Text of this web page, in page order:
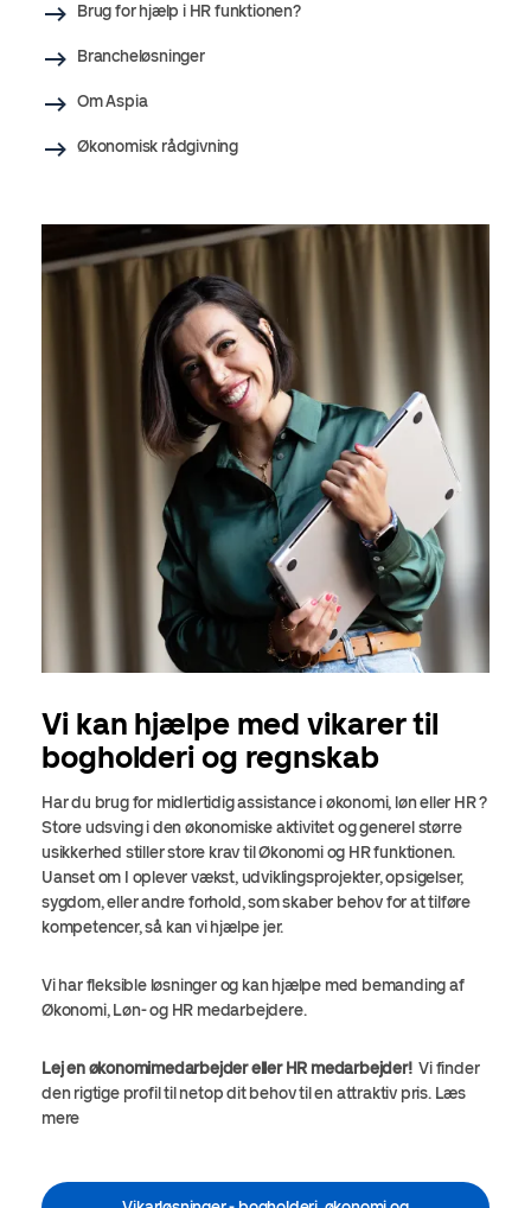
Brug for hjælp i HR funktionen?
Brancheløsninger
Om Aspia
Økonomisk rådgivning
Vi kan hjælpe med vikarer til
bogholderi og regnskab
Har du brug for midlertidig assistance i økonomi, løn eller HR ?
Store udsving i den økonomiske aktivitet og generel større
usikkerhed stiller store krav til Økonomi og HR funktionen.
Uanset om I oplever vækst, udviklingsprojekter, opsigelser,
sygdom, eller andre forhold, som skaber behov for at tilføre
kompetencer, så kan vi hjælpe jer.
Vi har fleksible løsninger og kan hjælpe med bemanding af
Økonomi, Løn- og HR medarbejdere.
Lej en økonomimedarbejder eller HR medarbejder! Vi finder
den rigtige profil til netop dit behov til en attraktiv pris. Læs
mere